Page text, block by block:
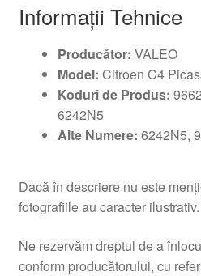
Informații Tehnice
Producător: VALEO
Model: Citroen C4
Koduri de Produs:
6242N5
Alte Numere: 6242N5,
Dacă în descriere nu este
fotografiile au caracter ilustrativ.
Ne rezervăm dreptul de a
conform producătorului, cu